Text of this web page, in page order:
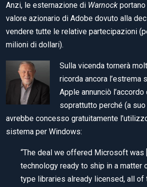
Anzi, le esternazione di Warnock portano
valore azionario di Adobe dovuto alla
vendere tutte le relative partecipazioni
milioni di dollari).
Sulla vicenda tornerà
ricorda ancora l’estrema
Apple annunciò
soprattutto perché (a
avrebbe concesso gratuitamente
sistema per Windows:
“The deal we offered Microsoft was
technology ready to ship in a matter
type libraries already licensed, all of